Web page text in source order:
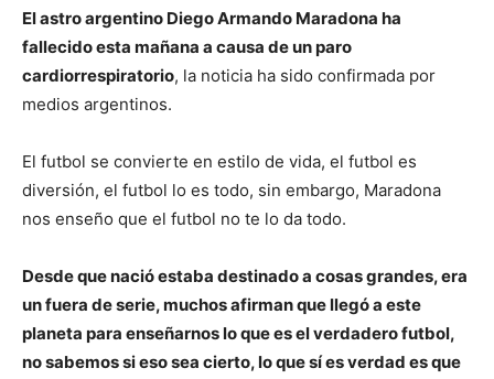
El astro argentino Diego Armando Maradona ha
fallecido esta mañana a causa de un paro
cardiorrespiratorio, la noticia ha sido confirmada por
medios argentinos.
El futbol se convierte en estilo de vida, el futbol es
diversión, el futbol lo es todo, sin embargo, Maradona
nos enseño que el futbol no te lo da todo.
Desde que nació estaba destinado a cosas grandes, era
un fuera de serie, muchos afirman que llegó a este
planeta para enseñarnos lo que es el verdadero futbol,
no sabemos si eso sea cierto, lo que sí es verdad es que